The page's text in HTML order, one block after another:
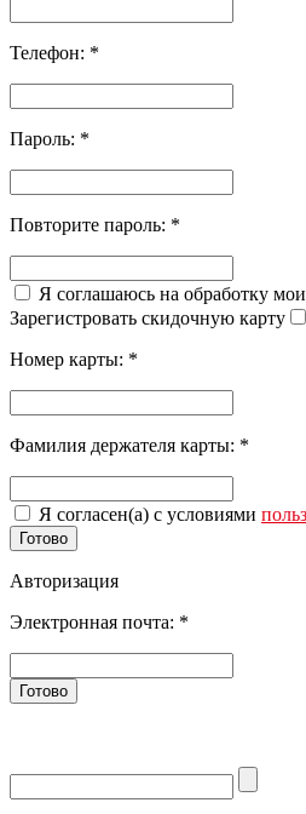
Телефон: *
Пароль: *
Повторите пароль: *
Я соглашаюсь на обработку
Зарегистровать скидочную карту
Номер карты: *
Фамилия держателя карты: *
Я согласен(а) с условиями
Готово
Авторизация
Электронная почта: *
Готово